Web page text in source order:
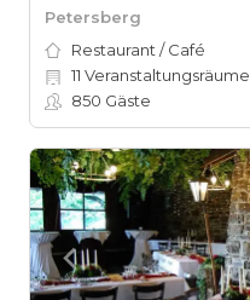
Petersberg
Restaurant / Café
11 Veranstaltungsräume
850 Gäste